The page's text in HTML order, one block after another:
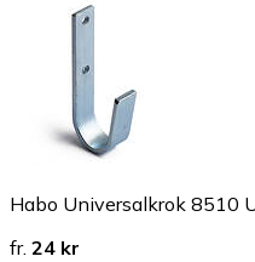
Habo Universalkrok 8510
fr. 24 kr